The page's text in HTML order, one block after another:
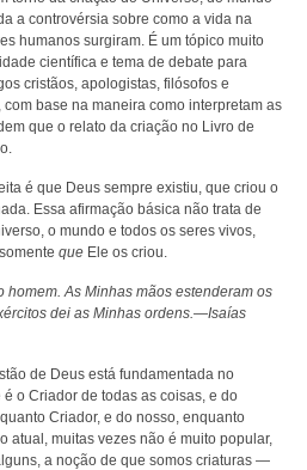
a controvérsia sobre como a vida na
humanos surgiram. É um tópico muito
científica e tema de debate para
cristãos, apologistas, filósofos e
base na maneira como interpretam as
que o relato da criação no Livro de
é que Deus sempre existiu, que criou o
Essa afirmação básica não trata de
o mundo e todos os seres vivos,
que Ele os criou.
homem. As Minhas mãos estenderam os
dei as Minhas ordens.—Isaías
de Deus está fundamentada no
o Criador de todas as coisas, e do
Criador, e do nosso, enquanto
atual, muitas vezes não é muito popular,
a noção de que somos criaturas —